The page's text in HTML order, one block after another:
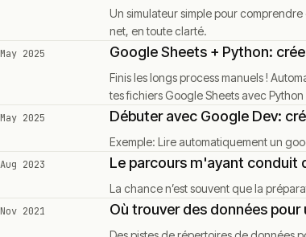
Un simulateur simple pour
net, en toute clarté.
May 2025 Google Sheets + Python:
Finis les longs process manuels !
tes fichiers Google Sheets avec Python
May 2025 Débuter avec Google Dev:
Exemple: Lire automatiquement un
Aug 2023 Le parcours m'ayant conduit
La chance n’est souvent que la
Nov 2021 Où trouver des données